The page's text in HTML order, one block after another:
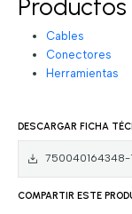
Cables
Conectores
Herramientas
DESCARGAR FICHA
750040164348-
COMPARTIR ESTE